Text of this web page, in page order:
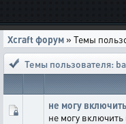
Xcraft форум » Темы
Темы пользователя:
не могу
не могу